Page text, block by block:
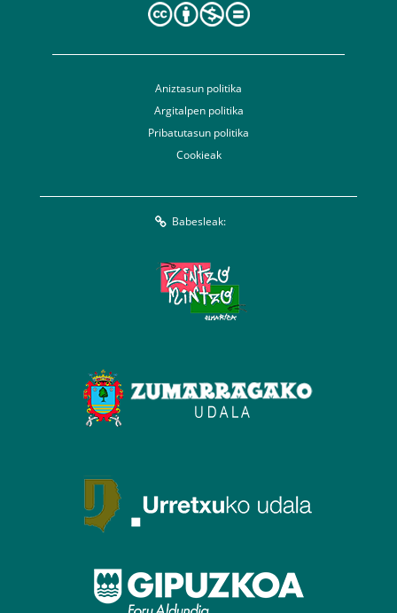
Aniztasun politika
Argitalpen politika
Pribatutasun politika
Cookieak
Babesleak: